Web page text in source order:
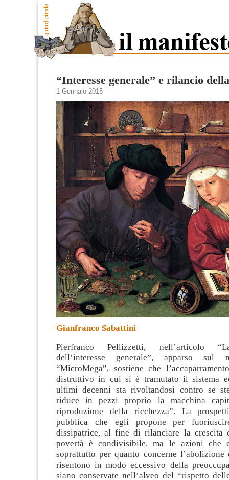
“Interesse generale” e rilancio
1 Gennaio 2015
Gianfranco Sabattini
Pierfranco Pellizzetti, nell’articolo
dell’interesse generale”, apparso
“MicroMega”, sostiene che
distruttivo in cui si è tramutato il sistema
ultimi decenni sta rivoltandosi contro se
riduce in pezzi proprio la macchina
riproduzione della ricchezza”. La
pubblica che egli propone per
dissipatrice, al fine di rilanciare la crescita
povertà è condivisibile, ma le azioni che
soprattutto per quanto concerne l’abolizione
risentono in modo eccessivo della
siano conservate nell’alveo del “rispetto